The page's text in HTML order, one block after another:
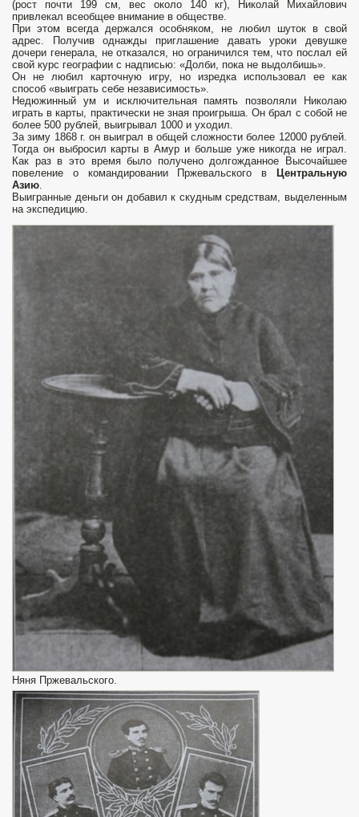
(рост почти 199 см, вес около 140 кг), Николай Михайлович
привлекал всеобщее внимание в обществе.
При этом всегда держался особняком, не любил шуток в свой
адрес. Получив однажды приглашение давать уроки девушке
дочери генерала, не отказался, но ограничился тем, что послал ей
свой курс географии с надписью: «Долби, пока не выдолбишь».
Он не любил карточную игру, но изредка использовал ее как
способ «выиграть себе независимость».
Недюжинный ум и исключительная память позволяли Николаю
играть в карты, практически не зная проигрыша. Он брал с собой не
более 500 рублей, выигрывал 1000 и уходил.
За зиму 1868 г. он выиграл в общей сложности более 12000 рублей.
Тогда он выбросил карты в Амур и больше уже никогда не играл.
Как раз в это время было получено долгожданное Высочайшее
повеление о командировании Пржевальского в
Центральную
Азию.
Выигранные деньги он добавил к скудным средствам, выделенным
на экспедицию.
Няня Пржевальского.